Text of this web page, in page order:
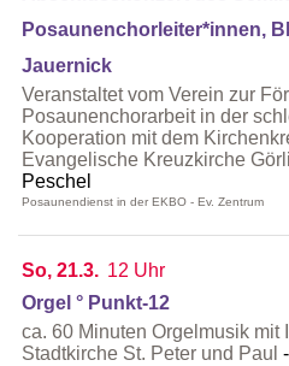
Posaunenchorleiter*innen,
Jauernick
Veranstaltet vom Verein zur
Posaunenchorarbeit in der
Kooperation mit dem
Evangelische Kreuzkirche
Peschel
Posaunendienst in der EKBO - Ev. Zentrum
So, 21.3. 12 Uhr
Orgel ° Punkt-12
ca. 60 Minuten Orgelmusik mit
Stadtkirche St. Peter und Paul